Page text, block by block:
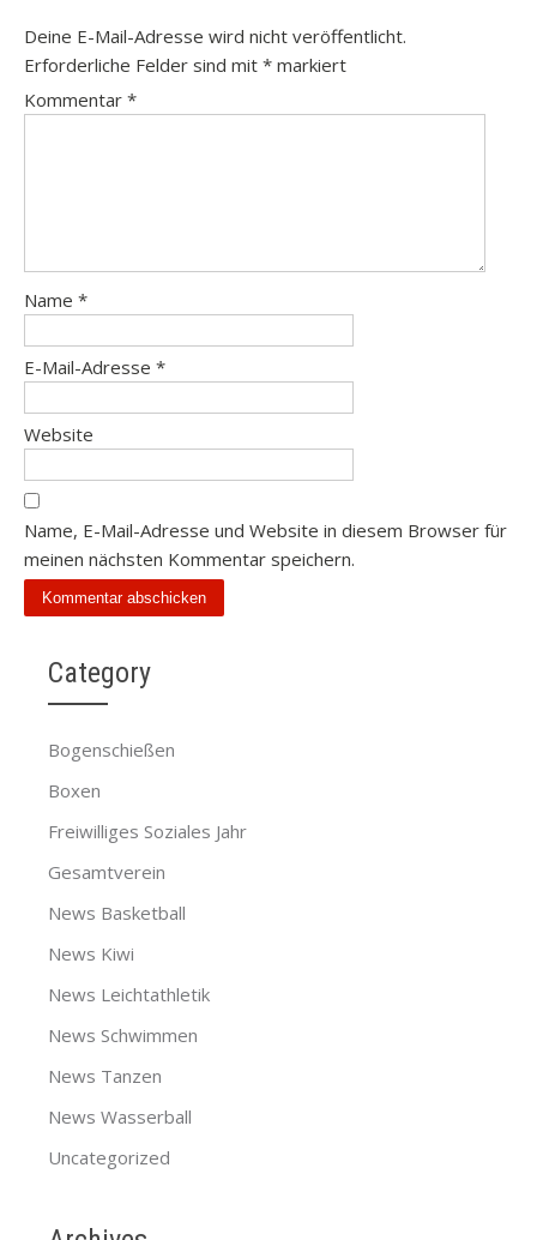
Deine E-Mail-Adresse wird nicht veröffentlicht.
Erforderliche Felder sind mit * markiert
Kommentar *
Name *
E-Mail-Adresse *
Website
Name, E-Mail-Adresse und Website in diesem Browser für
meinen nächsten Kommentar speichern.
Category
Bogenschießen
Boxen
Freiwilliges Soziales Jahr
Gesamtverein
News Basketball
News Kiwi
News Leichtathletik
News Schwimmen
News Tanzen
News Wasserball
Uncategorized